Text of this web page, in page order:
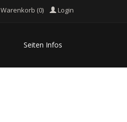
Warenkorb (0) Login
Seiten Infos